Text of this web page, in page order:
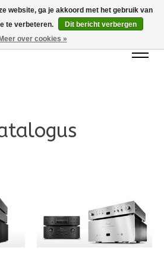
71777
website, ga je akkoord met het gebruik van
te verbeteren.
Dit bericht verbergen
Meer over cookies »